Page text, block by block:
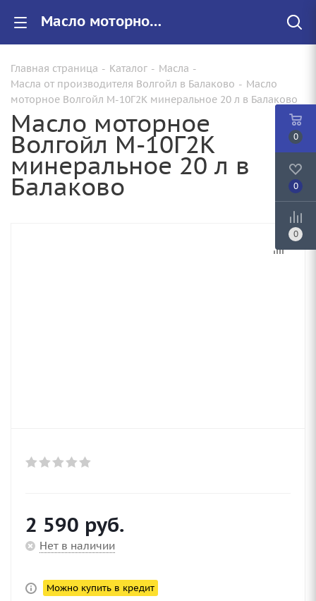
Масло моторное Волгойл М-10Г2К минеральное 20 л купить от 2590.00 руб. в Балаково
Главная страница - Каталог - Масла -
Масла от производителя Волгойл в Балаково - Масло
моторное Волгойл М-10Г2К минеральное 20 л в Балаково
Масло моторное
Волгойл М-10Г2К
минеральное 20 л в
Балаково
2 590 руб.
Нет в наличии
Можно купить в кредит
0
0
0